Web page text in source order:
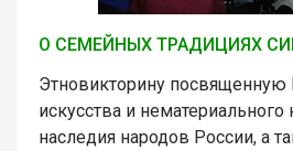
О СЕМЕЙНЫХ ТРАДИЦИЯХ
Этновикторину посвященную
искусства и нематериального
наследия народов России, а